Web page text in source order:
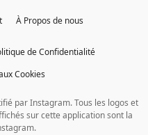
par Instagram. Tous les logos et
sur cette application sont la
À Propos de nous
de Confidentialité
Cookies